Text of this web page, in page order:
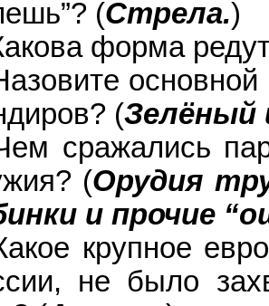
(Стрела.)
форма
основной
(Зелёный
сражались
(Орудия
и прочие
крупное
не было